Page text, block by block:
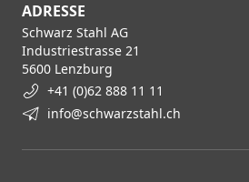
ADRESSE
Schwarz Stahl AG
Industriestrasse 21
5600 Lenzburg
+41 (0)62 888 11 11
info@schwarzstahl.ch